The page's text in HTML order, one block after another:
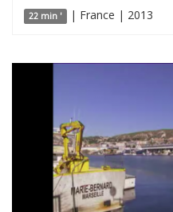
22 min ' | France | 2013